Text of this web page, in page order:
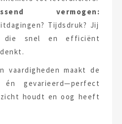
vermogen:
Tijdsdruk? Jij
die snel en efficiënt
vaardigheden maakt de
gevarieerd—perfect
houdt en oog heeft